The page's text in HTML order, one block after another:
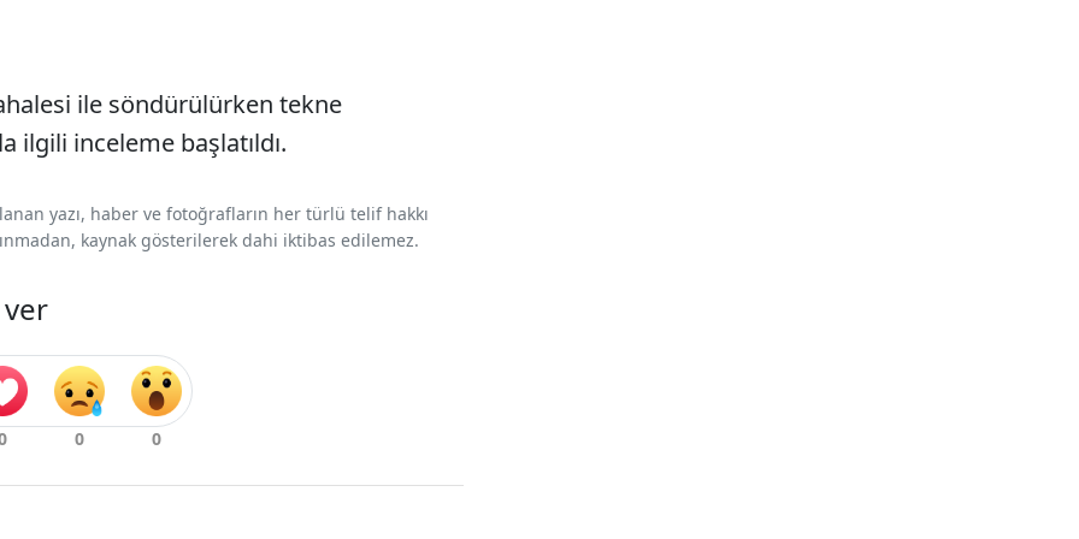
ile söndürülürken tekne
ilgili inceleme başlatıldı.
yazı, haber ve fotoğrafların her türlü telif hakkı
kaynak gösterilerek dahi iktibas edilemez.